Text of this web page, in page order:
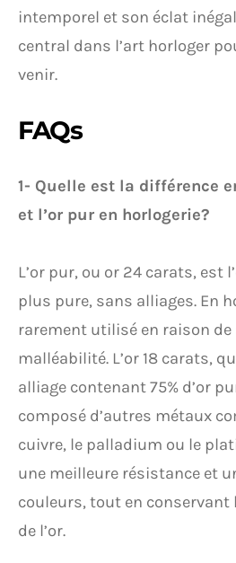
intemporel et son éclat
central dans l’art horloger
venir.
FAQs
1- Quelle est la différence
et l’or pur en horlogerie?
L’or pur, ou or 24 carats, est
plus pure, sans alliages. En
rarement utilisé en raison de
malléabilité. L’or 18 carats,
alliage contenant 75% d’or
composé d’autres métaux
cuivre, le palladium ou le
une meilleure résistance et
couleurs, tout en conservant
de l’or.